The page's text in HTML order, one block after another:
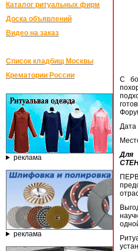
Каталог ритуальных фирм
Доска объявлений
Видео на заказ
Список кладбищ Москвы
Крематории России
реклама
реклама
С
Дата
Для